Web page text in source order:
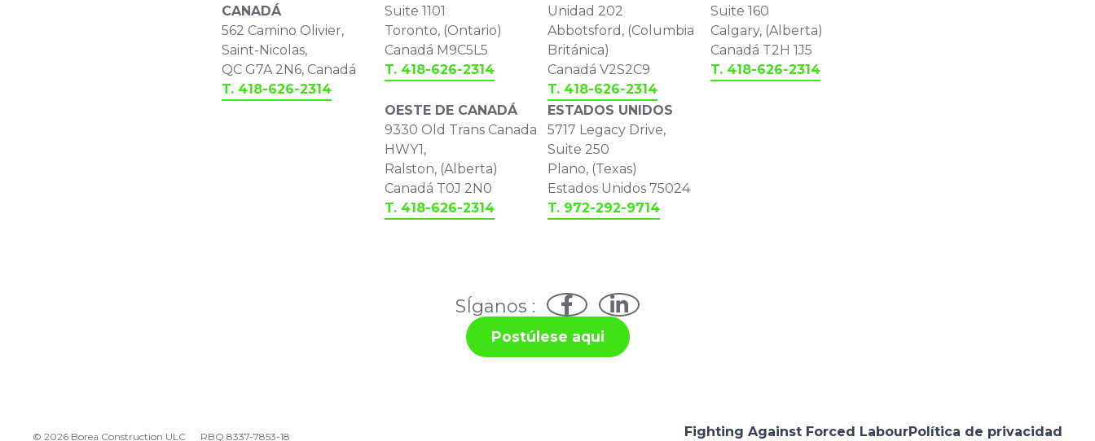
CANADÁ
562 Camino Olivier,
Saint-Nicolas,
QC G7A 2N6, Canadá
T. 418-626-2314
Suite 1101
Toronto, (Ontario)
Canadá M9C5L5
T. 418-626-2314
Unidad 202
Abbotsford, (Columbia
Británica)
Canadá V2S2C9
T. 418-626-2314
Suite 160
Calgary, (Alberta)
Canadá T2H 1J5
T. 418-626-2314
OESTE DE CANADÁ
9330 Old Trans Canada
HWY1,
Ralston, (Alberta)
Canadá T0J 2N0
T. 418-626-2314
ESTADOS UNIDOS
5717 Legacy Drive,
Suite 250
Plano, (Texas)
Estados Unidos 75024
T. 972-292-9714
SÍganos :
Postúlese aqui
© 2026 Borea Construction ULC RBQ 8337-7853-18 Fighting Against Forced LabourPolítica de privacidad